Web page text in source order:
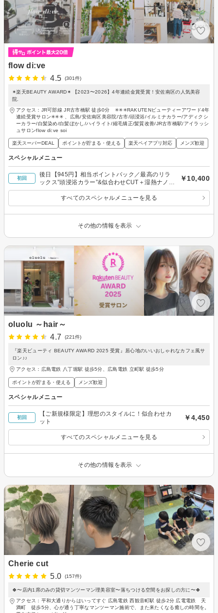
flow di:ve
4.5
(301件)
✴︎楽天BEAUTY AWARD✴︎ 【2023〜2026】4年連続金賞受賞！安佐南区の人気美容
院.
アクセス：JR可部線 JR古市橋駅 徒歩0分 ✳︎✳︎✳︎RAKUTENビューティーアワード4年
連続受賞サロン✳︎✳︎✳︎ 、広島/安佐南区美容院/古市/頭浸浴/イルミナカラー/アディクシ
ーカラー/白髪染め/白髪ぼかし/ハイライト/縮毛矯正/髪質改善/JR古市橋駅/アイラッシ
ュサロンflow di:ve soi
楽天スーパーDEAL ポイントが貯まる・使える 楽天ペイアプリ対応 メンズ歓迎
スペシャルメニュー
初回
後日【945円】相当ポイントバック／最高のリラ
ックス”頭浸浴カラー”&似合わせCUT＋湿熱ナノ光
トリートメント 【癒しカラーCUT】
￥10,400
すべてのスペシャルメニューを見る
その他の情報を表示
oluolu ～hair～
4.7
(221件)
『楽天ビューティ BEAUTY AWARD 2025 受賞』居心地のいいおしゃれなカフェ風サ
ロン♪♪
アクセス：広島電鉄 八丁堀駅 徒歩5分、広島電鉄 立町駅 徒歩5分
ポイントが貯まる・使える メンズ歓迎
スペシャルメニュー
初回
【ご新規様限定】理想のスタイルに！似合わせカ
ット
￥4,450
すべてのスペシャルメニューを見る
その他の情報を表示
Cherie cut
5.0
(157件)
🍀〜店内1席のみの貸切マンツーマン理美容室〜落ちつける空間をお探しの方に〜🍀
アクセス：平和大通りからはいってすぐ 広島電鉄 西観音町駅 徒歩2分 広電電鉄 天
満町 徒歩5分、心が通う丁寧なマンツーマン施術で、また来たくなる癒しの時間を。